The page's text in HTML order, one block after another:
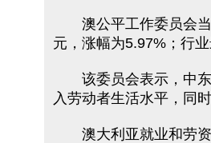
澳公平工作委员会当
元，涨幅为5.97%；行
该委员会表示，中东
入劳动者生活水平，同
澳大利亚就业和劳资